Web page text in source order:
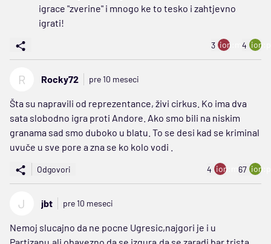
igrace "zverine" i mnogo ke to tesko i zahtjevno
igrati!
3 ion:minus
4
R Rocky72 pre 10 meseci
Šta su napravili od reprezentance, živi cirkus. Ko ima dva
sata slobodno igra proti Andore. Ako smo bili na niskim
granama sad smo duboko u blatu. To se desi kad se kriminal
uvuče u sve pore a zna se ko kolo vodi .
Odgovori 4 ion:minus
67
J jbt pre 10 meseci
Nemoj slucajno da ne pocne Ugresic,najgori je i u